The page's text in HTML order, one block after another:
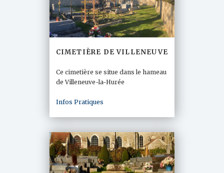
CIMETIÈRE DE VILLENEUVE
Ce cimetière se situe dans le hameau
de Villeneuve-la-Hurée
Infos Pratiques